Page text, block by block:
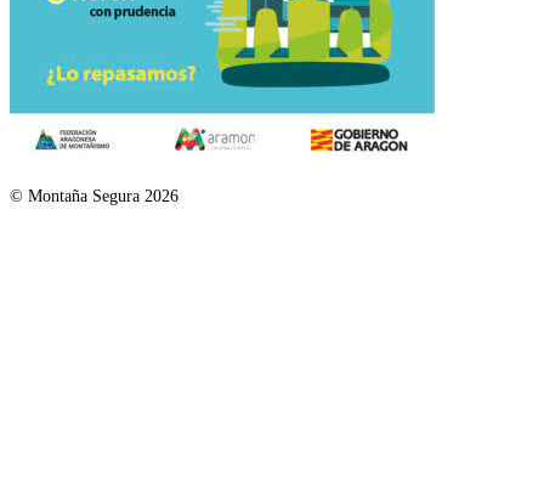
© Montaña Segura 2026